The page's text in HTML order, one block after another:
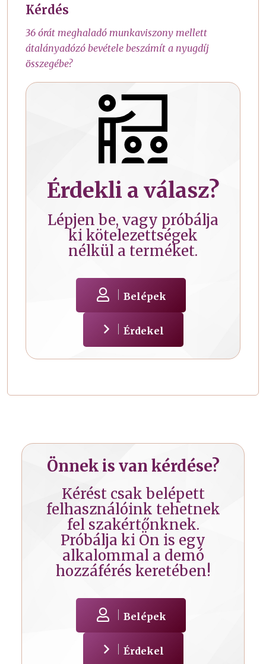
Kérdés
36 órát meghaladó munkaviszony mellett
átalányadózó bevétele beszámít a nyugdíj
összegébe?
Érdekli a válasz?
Lépjen be, vagy próbálja
ki kötelezettségek
nélkül a terméket.
Belépek
Érdekel
Önnek is van kérdése?
Kérést csak belépett
felhasználóink tehetnek
fel szakértőnknek.
Próbálja ki Ön is egy
alkalommal a demó
hozzáférés keretében!
Belépek
Érdekel